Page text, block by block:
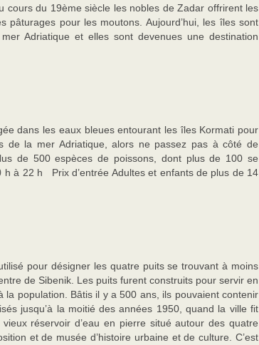
du 19ème siècle les nobles de Zadar offrirent les
pour les moutons. Aujourd’hui, les îles sont
Adriatique et elles sont devenues une destination
dans les eaux bleues entourant les îles Kormati pour
de la mer Adriatique, alors ne passez pas à côté de
de 500 espèces de poissons, dont plus de 100 se
à 22 h Prix d’entrée Adultes et enfants de plus de 14
pour désigner les quatre puits se trouvant à moins
de Sibenik. Les puits furent construits pour servir en
la population. Bâtis il y a 500 ans, ils pouvaient contenir
jusqu’à la moitié des années 1950, quand la ville fit
réservoir d’eau en pierre situé autour des quatre
et de musée d’histoire urbaine et de culture. C’est